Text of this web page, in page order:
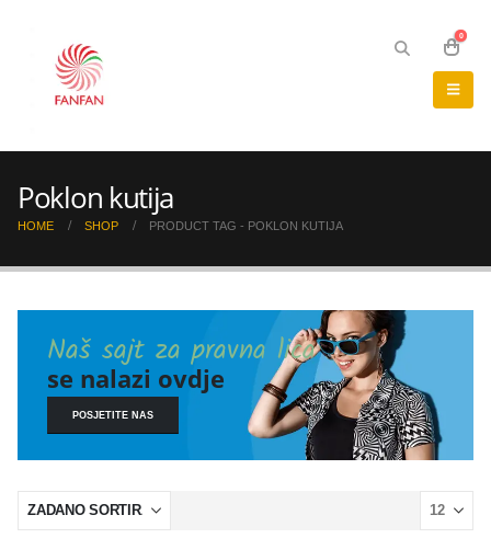
0
Poklon kutija
HOME SHOP PRODUCT TAG - POKLON KUTIJA
Naš sajt za pravna lica
se nalazi ovdje
POSJETITE NAS